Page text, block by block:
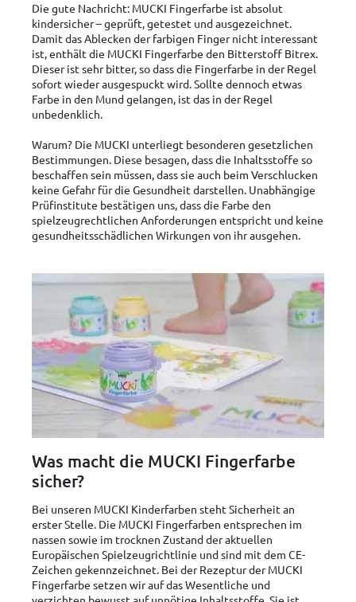
Die gute Nachricht: MUCKI Fingerfarbe ist absolut
kindersicher – geprüft, getestet und ausgezeichnet.
Damit das Ablecken der farbigen Finger nicht interessant
ist, enthält die MUCKI Fingerfarbe den Bitterstoff Bitrex.
Dieser ist sehr bitter, so dass die Fingerfarbe in der Regel
sofort wieder ausgespuckt wird. Sollte dennoch etwas
Farbe in den Mund gelangen, ist das in der Regel
unbedenklich.
Warum? Die MUCKI unterliegt besonderen gesetzlichen
Bestimmungen. Diese besagen, dass die Inhaltsstoffe so
beschaffen sein müssen, dass sie auch beim Verschlucken
keine Gefahr für die Gesundheit darstellen. Unabhängige
Prüfinstitute bestätigen uns, dass die Farbe den
spielzeugrechtlichen Anforderungen entspricht und keine
gesundheitsschädlichen Wirkungen von ihr ausgehen.
Was macht die MUCKI Fingerfarbe
sicher?
Bei unseren MUCKI Kinderfarben steht Sicherheit an
erster Stelle. Die MUCKI Fingerfarben entsprechen im
nassen sowie im trocknen Zustand der aktuellen
Europäischen Spielzeugrichtlinie und sind mit dem CE-
Zeichen gekennzeichnet. Bei der Rezeptur der MUCKI
Fingerfarbe setzen wir auf das Wesentliche und